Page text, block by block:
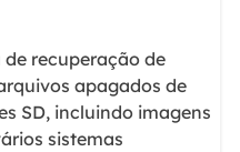
recuperação de
apagados de
SD, incluindo imagens
sistemas